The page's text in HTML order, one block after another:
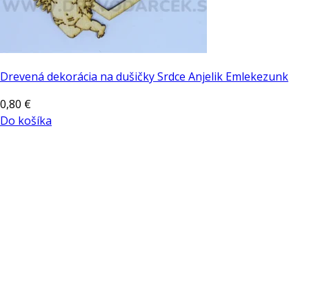
Drevená dekorácia na dušičky Srdce Anjelik Emlekezunk
0,80 €
Do košíka